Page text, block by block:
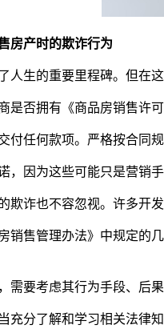
房产时的欺诈行为
人生的重要里程碑。但在
是否拥有《商品房销售许
付任何款项。严格按合同
，因为这些可能只是营销
欺诈也不容忽视。许多开
销售管理办法》中规定的
需要考虑其行为手段、后
充分了解和学习相关法律